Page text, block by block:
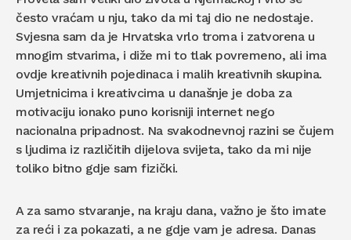
često vraćam u nju, tako da mi taj dio ne nedostaje.
Svjesna sam da je Hrvatska vrlo troma i zatvorena u
mnogim stvarima, i diže mi to tlak povremeno, ali ima
ovdje kreativnih pojedinaca i malih kreativnih skupina.
Umjetnicima i kreativcima u današnje je doba za
motivaciju ionako puno korisniji internet nego
nacionalna pripadnost. Na svakodnevnoj razini se čujem
s ljudima iz različitih dijelova svijeta, tako da mi nije
toliko bitno gdje sam fizički.
A za samo stvaranje, na kraju dana, važno je što imate
za reći i za pokazati, a ne gdje vam je adresa. Danas